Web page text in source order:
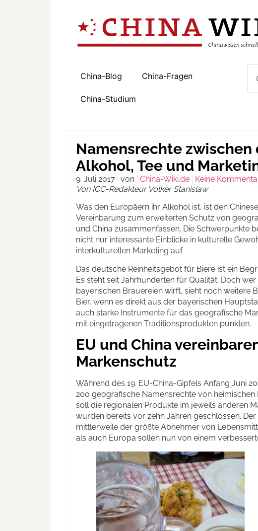
China-Blog China-Fragen
China-Studium
Namensrechte zwischen
Alkohol, Tee und
9. Juli 2017 von China-Wiki.de
Keine
Von ICC-Redakteur Volker Stanislaw
Was den Europäern ihr Alkohol ist, ist den
Vereinbarung zum erweiterten Schutz von
und China zusammenfassen. Die Schwerpunkte
nicht nur interessante Einblicke in kulturelle
interkulturellen Marketing auf.
Das deutsche Reinheitsgebot für Biere ist ein
Es steht seit Jahrhunderten für Qualität. Doch
bayerischen Brauereien wirft, sieht noch weitere
Bier, wenn es direkt aus der bayerischen
auch starke Instrumente für das geografische
mit eingetragenen Traditionsprodukten punkten.
EU und China
Markenschutz
Während des 19. EU-China-Gipfels Anfang Juni
200 geografische Namensrechte von
soll die regionalen Produkte im jeweils anderen
wurden bereits vor zehn Jahren geschlossen.
mittlerweile der größte Abnehmer von
als auch Europa sollen nun von einem